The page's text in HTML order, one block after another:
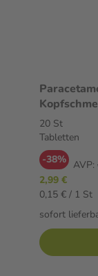
20 St
Tabletten
-38% AVP:
2,99 €
0,15 € / 1 St
sofort